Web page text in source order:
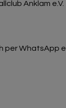
Anklam e.V.
per WhatsApp